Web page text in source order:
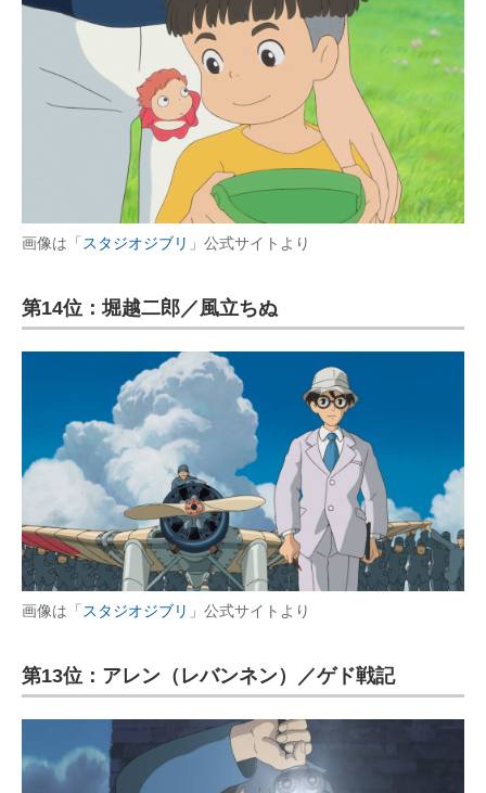
画像は「 スタジオジブリ 」公式サイトより
第14位：堀越二郎／風立ちぬ
画像は「 スタジオジブリ 」公式サイトより
第13位：アレン（レバンネン）／ゲド戦記